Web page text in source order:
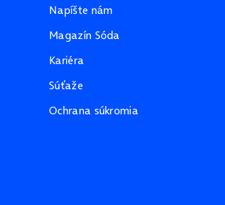
Napíšte nám
Magazín Sóda
Kariéra
Súťaže
Ochrana súkromia